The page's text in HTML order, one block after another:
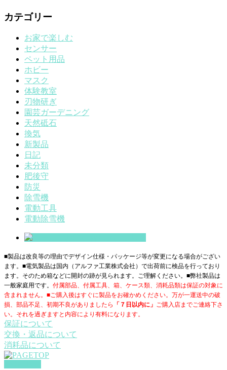
カテゴリー
お家で楽しむ
センサー
ペット用品
ホビー
マスク
体験教室
刃物研ぎ
園芸ガーデニング
天然砥石
換気
新製品
日記
未分類
肥後守
防災
除雪機
電動工具
電動除雪機
■製品は改良等の理由でデザイン仕様・パッケージ等が変更になる場合がござい
ます。■電気製品は国内（アルファ工業株式会社）で出荷前に検品を行っており
ます。そのため箱などに開封の跡が見られます。ご理解ください。■弊社製品は
一般家庭用です。 付属部品、付属工具、箱、ケース類、消耗品類は保証の対象に
含まれません。■ご購入後はすぐに製品をお確かめください。万が一運送中の破
損、部品不足、初期不良がありましたら
「７日以内に」 ご購入店までご連絡下さ
い。それを過ぎますと内容により有料になります。
保証について
交換・返品について
消耗品について